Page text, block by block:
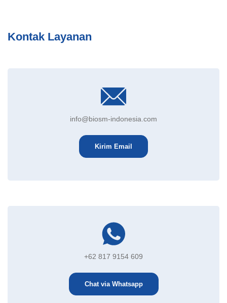
Kontak Layanan
info@biosm-indonesia.com
Kirim Email
+62 817 9154 609
Chat via Whatsapp